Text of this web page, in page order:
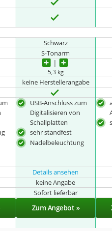
Schwarz
S-Tonarm
5,3 kg
keine Herstellerangabe
USB-Anschluss zum
Digitalisieren von
Schallplatten
sehr standfest
Nadelbeleuchtung
Details ansehen
keine Angabe
Sofort lieferbar
Zum Angebot »